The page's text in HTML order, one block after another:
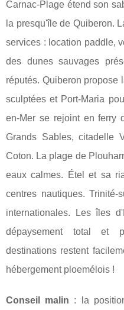
Carnac-Plage étend son
la presqu'île de Quiberon.
services : location paddle,
des dunes sauvages
réputés. Quiberon propose
sculptées et Port-Maria
en-Mer se rejoint en ferry
Grands Sables, citadelle
Coton. La plage de
eaux calmes. Étel et sa
centres nautiques. Trinité-
internationales. Les îles
dépaysement total et
destinations restent
hébergement ploemélois !
Conseil malin : la